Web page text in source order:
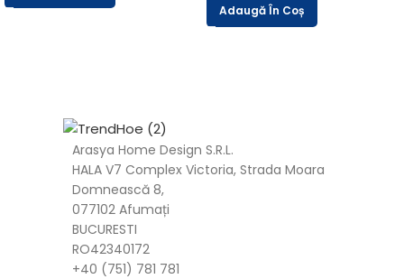
Adaugă În Coș
Arasya Home Design S.R.L.
HALA V7 Complex Victoria, Strada Moara
Domnească 8,
077102 Afumați
BUCURESTI
RO42340172
+40 (751) 781 781